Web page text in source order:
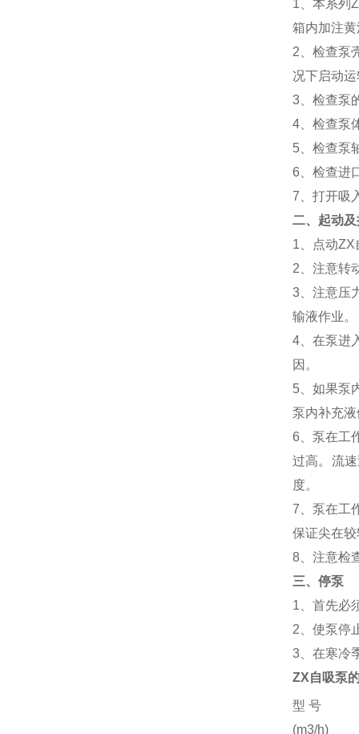
1、本系列
箱内加注
2、检查泵
况下启动
3、检查泵
4、检查泵
5、检查泵
6、检查进
7、打开吸
二、起动及
1、点动ZX
2、注意转
3、注意压
输液作业。
4、在泵进
因。
5、如果泵
泵内补充
6、泵在工
过高。流
度。
7、泵在工
保证尖在
8、注意检
三、停泵
1、首先必
2、使泵停
3、在寒冷
ZX自吸泵
型 号
(m3/h)